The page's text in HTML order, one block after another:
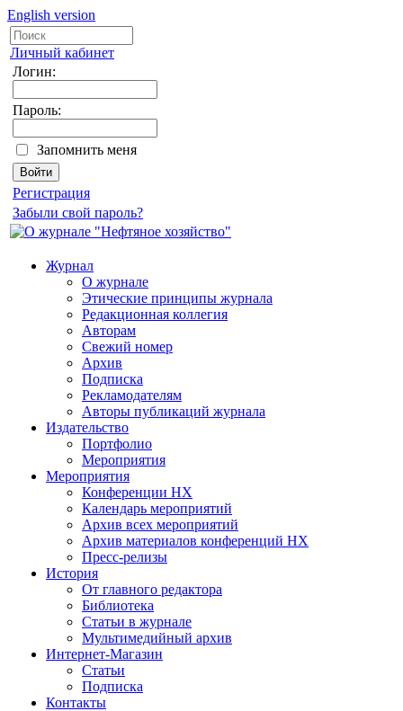
English version
Личный кабинет
Логин:
Пароль:
Запомнить меня
Регистрация
Забыли свой пароль?
Журнал
О журнале
Этические принципы журнала
Редакционная коллегия
Авторам
Свежий номер
Архив
Подписка
Рекламодателям
Авторы публикаций журнала
Издательство
Портфолио
Мероприятия
Мероприятия
Конференции НХ
Календарь мероприятий
Архив всех мероприятий
Архив материалов конференций НХ
Пресс-релизы
История
От главного редактора
Библиотека
Статьи в журнале
Мультимедийный архив
Интернет-Магазин
Статьи
Подписка
Контакты